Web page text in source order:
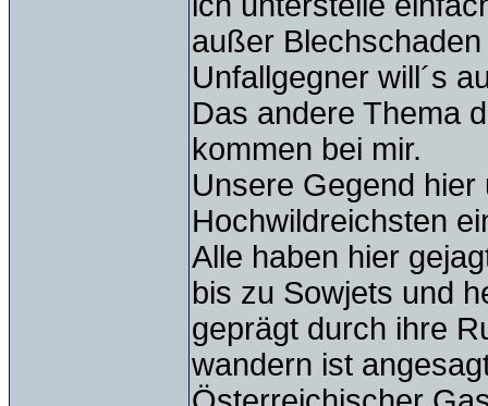
außer
Unfallgegner will´s
Das andere Thema
kommen bei mir.
Unsere Gegend
Hochwildreichsten
Alle haben hier
bis zu Sowjets und
geprägt durch ihre
wandern ist